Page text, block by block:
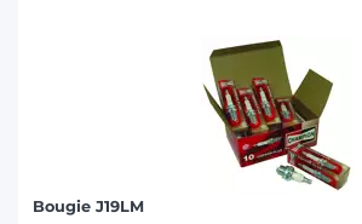
Bougie J19LM